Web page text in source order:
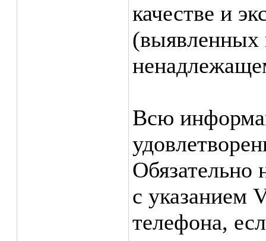
качестве и
(выявленных
Всю
с указанием
телефона,